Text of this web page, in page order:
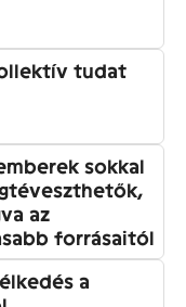
tudat
sokkal
az
forrásaitól
a